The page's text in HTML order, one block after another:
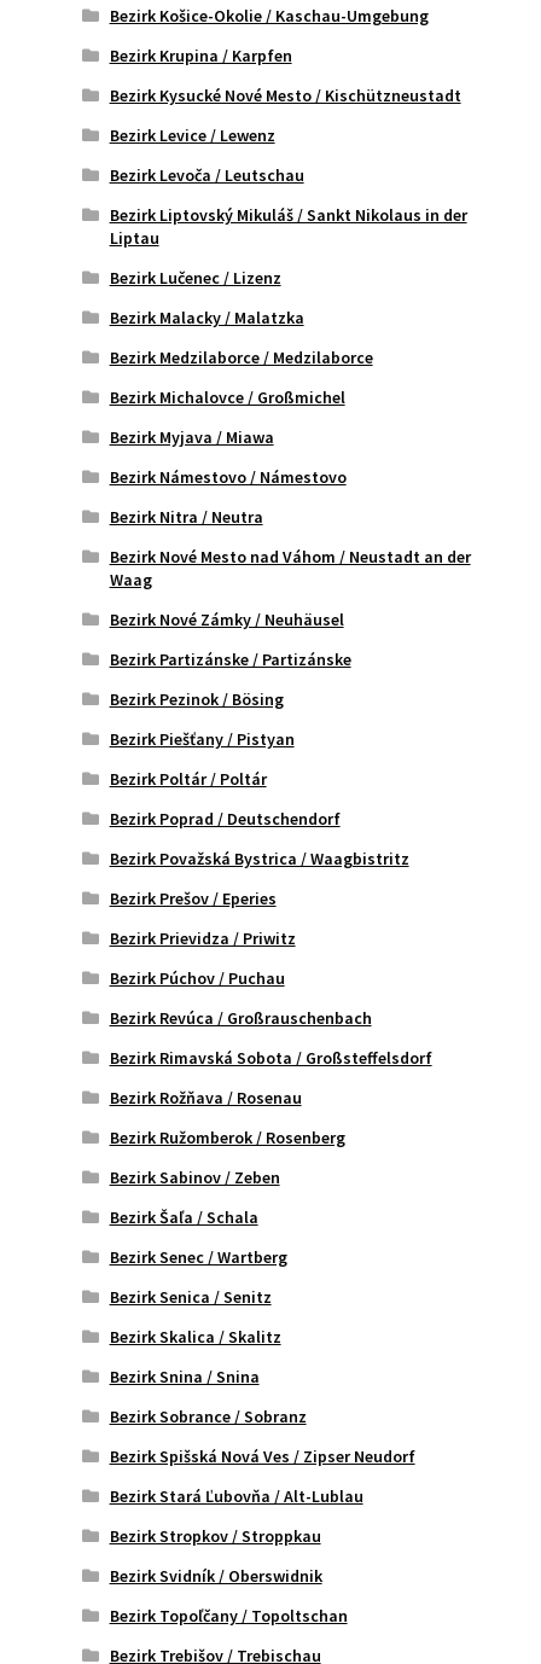
Bezirk Košice-Okolie / Kaschau-Umgebung
Bezirk Krupina / Karpfen
Bezirk Kysucké Nové Mesto / Kischützneustadt
Bezirk Levice / Lewenz
Bezirk Levoča / Leutschau
Bezirk Liptovský Mikuláš / Sankt Nikolaus in der
Liptau
Bezirk Lučenec / Lizenz
Bezirk Malacky / Malatzka
Bezirk Medzilaborce / Medzilaborce
Bezirk Michalovce / Großmichel
Bezirk Myjava / Miawa
Bezirk Námestovo / Námestovo
Bezirk Nitra / Neutra
Bezirk Nové Mesto nad Váhom / Neustadt an der
Waag
Bezirk Nové Zámky / Neuhäusel
Bezirk Partizánske / Partizánske
Bezirk Pezinok / Bösing
Bezirk Piešťany / Pistyan
Bezirk Poltár / Poltár
Bezirk Poprad / Deutschendorf
Bezirk Považská Bystrica / Waagbistritz
Bezirk Prešov / Eperies
Bezirk Prievidza / Priwitz
Bezirk Púchov / Puchau
Bezirk Revúca / Großrauschenbach
Bezirk Rimavská Sobota / Großsteffelsdorf
Bezirk Rožňava / Rosenau
Bezirk Ružomberok / Rosenberg
Bezirk Sabinov / Zeben
Bezirk Šaľa / Schala
Bezirk Senec / Wartberg
Bezirk Senica / Senitz
Bezirk Skalica / Skalitz
Bezirk Snina / Snina
Bezirk Sobrance / Sobranz
Bezirk Spišská Nová Ves / Zipser Neudorf
Bezirk Stará Ľubovňa / Alt-Lublau
Bezirk Stropkov / Stroppkau
Bezirk Svidník / Oberswidnik
Bezirk Topoľčany / Topoltschan
Bezirk Trebišov / Trebischau